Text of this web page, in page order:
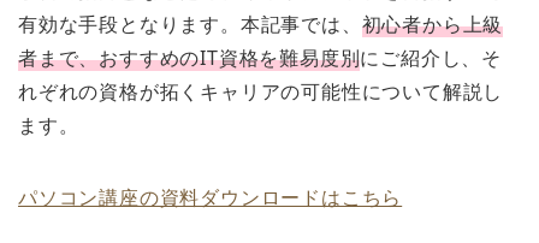
有効な手段となります。本記事では、 初心者から上級
者まで、おすすめのIT資格を難易度別にご紹介し、そ
れぞれの資格が拓くキャリアの可能性について解説し
ます。
パソコン講座の資料ダウンロードはこちら